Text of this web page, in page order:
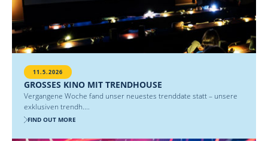
11.5.2026
GROSSES KINO MIT TRENDHOUSE
Vergangene Woche fand unser neuestes trenddate statt – unsere
exklusiven trendh....
FIND OUT MORE